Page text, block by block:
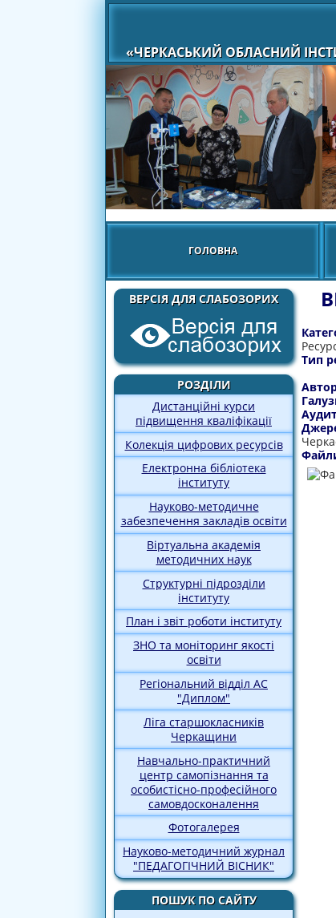
«ЧЕРКАСЬКИЙ ОБЛАСНИЙ
ГОЛОВНА
ВЕРСІЯ ДЛЯ СЛАБОЗОРИХ
РОЗДІЛИ
Дистанційні курси
підвищення кваліфікації
Колекція цифрових ресурсів
Електронна бібліотека
інституту
Науково-методичне
забезпечення закладів освіти
Віртуальна академія
методичних наук
Структурні підрозділи
інституту
План і звіт роботи інституту
ЗНО та моніторинг якості
освіти
Регіональний відділ АС
"Диплом"
Ліга старшокласників
Черкащини
Навчально-практичний
центр самопізнання та
особистісно-професійного
самовдосконалення
Фотогалерея
Науково-методичний журнал
"ПЕДАГОГІЧНИЙ ВІСНИК"
ПОШУК ПО САЙТУ
Тип